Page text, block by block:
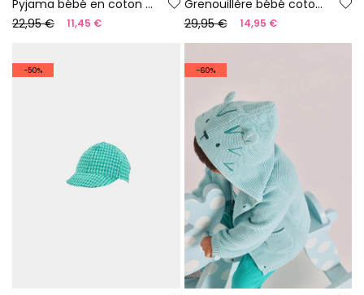
Pyjama bébé en coton couleur blanche
22,95 €
11,45 €
Grenouillère bébé coton vert
29,95 €
14,95 €
-50% -60%